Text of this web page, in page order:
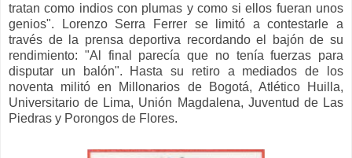
tratan como indios con plumas y como si ellos fueran unos
genios". Lorenzo Serra Ferrer se limitó a contestarle a
través de la prensa deportiva recordando el bajón de su
rendimiento: "A l final parecía que no tenía fuerzas para
disputar un balón". Hasta su retiro a mediados de los
noventa militó en Millonarios de Bogotá, Atlético Huil la,
Universitario de Lima, Unión Magdalena, Juventud de Las
Piedras y Porongos de F lores.